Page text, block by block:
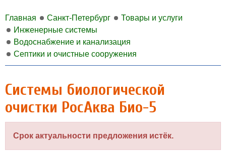
Главная Санкт-Петербург
Товары и услуги
Инженерные системы
Водоснабжение и канализация
Септики и очистные сооружения
Системы биологической
очистки РосАква Био-5
Срок актуальности предложения истёк.